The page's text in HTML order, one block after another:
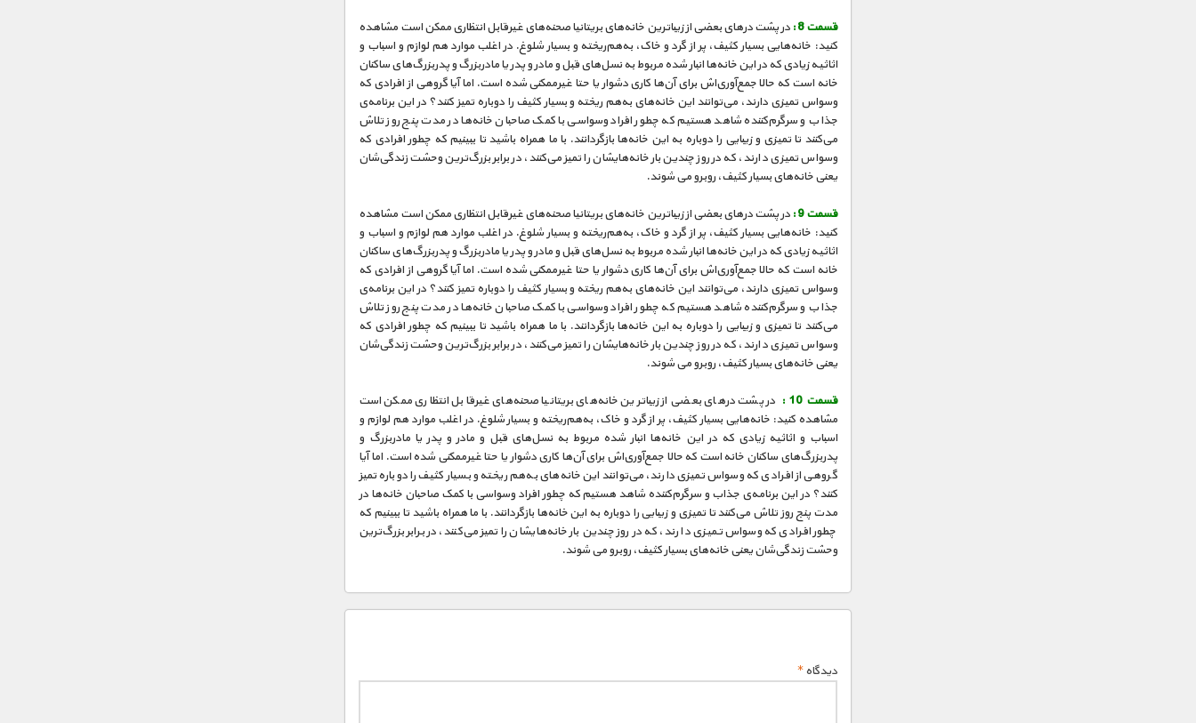
قسمت 8 :
در پشت درهای بعضی از زیباترین خانه‌های بریتانیا صحنه‌های غیرقابل انتظاری ممکن است مشاهده
کنید: خانه‌هایی بسیار کثیف، پر از گرد و خاک، به‌هم‌ریخته و بسیار شلوغ. در اغلب موارد هم لوازم و اسباب و
اثاثیه زیادی که در این خانه‌ها انبار شده مربوط به نسل‌های قبل و مادر و پدر یا مادربزرگ و پدربزرگ‌های ساکنان
خانه است که حالا جمع‌آوری‌اش برای آن‌ها کاری دشوار یا حتا غیرممکنی شده است. اما آیا گروهی از افرادی که
وسواس تمیزی دارند، می‌توانند این خانه‌های به‌هم ریخته و بسیار کثیف را دوباره تمیز کنند؟ در این برنامه‌ی
جذاب و سرگرم‌کننده شاهد هستیم که چطور افراد وسواسی با کمک صاحبان خانه‌ها در مدت پنج روز تلاش
می‌کنند تا تمیزی و زیبایی را دوباره به این خانه‌ها بازگردانند. با ما همراه باشید تا ببینیم که چطور افرادی که
وسواس تمیزی د ارند، که در روز چندین بار خانه‌هایشان را تمیز می‌کنند، در برابر بزرگ‌ترین وحشت زندگی‌شان
یعنی خانه‌های بسیار کثیف، روبرو می شوند.
قسمت 9 :
در پشت درهای بعضی از زیباترین خانه‌های بریتانیا صحنه‌های غیرقابل انتظاری ممکن است مشاهده
کنید: خانه‌هایی بسیار کثیف، پر از گرد و خاک، به‌هم‌ریخته و بسیار شلوغ. در اغلب موارد هم لوازم و اسباب و
اثاثیه زیادی که در این خانه‌ها انبار شده مربوط به نسل‌های قبل و مادر و پدر یا مادربزرگ و پدربزرگ‌های ساکنان
خانه است که حالا جمع‌آوری‌اش برای آن‌ها کاری دشوار یا حتا غیرممکنی شده است. اما آیا گروهی از افرادی که
وسواس تمیزی دارند، می‌توانند این خانه‌های به‌هم ریخته و بسیار کثیف را دوباره تمیز کنند؟ در این برنامه‌ی
جذاب و سرگرم‌کننده شاهد هستیم که چطور افراد وسواسی با کمک صاحبان خانه‌ها در مدت پنج روز تلاش
می‌کنند تا تمیزی و زیبایی را دوباره به این خانه‌ها بازگردانند. با ما همراه باشید تا ببینیم که چطور افرادی که
وسواس تمیزی د ارند، که در روز چندین بار خانه‌هایشان را تمیز می‌کنند، در برابر بزرگ‌ترین وحشت زندگی‌شان
یعنی خانه‌های بسیار کثیف، روبرو می شوند.
قسمت 10 :
در پشت درهای بعضی از زیباترین خانه‌های بریتانیا صحنه‌های غیرقابل انتظاری ممکن است
مشاهده کنید: خانه‌هایی بسیار کثیف، پر از گرد و خاک، به‌هم‌ریخته و بسیار شلوغ. در اغلب موارد هم لوازم و
اسباب و اثاثیه زیادی که در این خانه‌ها انبار شده مربوط به نسل‌های قبل و مادر و پدر یا مادربزرگ و
پدربزرگ‌های ساکنان خانه است که حالا جمع‌آوری‌اش برای آن‌ها کاری دشوار یا حتا غیرممکنی شده است. اما آیا
گروهی از افرادی که وسواس تمیزی دارند، می‌توانند این خانه‌های به‌هم ریخته و بسیار کثیف را دوباره تمیز
کنند؟ در این برنامه‌ی جذاب و سرگرم‌کننده شاهد هستیم که چطور افراد وسواسی با کمک صاحبان خانه‌ها در
مدت پنج روز تلاش می‌کنند تا تمیزی و زیبایی را دوباره به این خانه‌ها بازگردانند. با ما همراه باشید تا ببینیم که
چطور افرادی که وسواس تمیزی د ارند، که در روز چندین بار خانه‌هایشان را تمیز می‌کنند، در برابر بزرگ‌ترین
وحشت زندگی‌شان یعنی خانه‌های بسیار کثیف، روبرو می شوند.
دیدگاه*